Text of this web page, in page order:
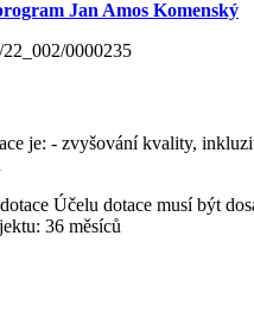
Jan Amos Komenský
0000235
je: - zvyšování kvality,
Účelu dotace musí být
36 měsíců